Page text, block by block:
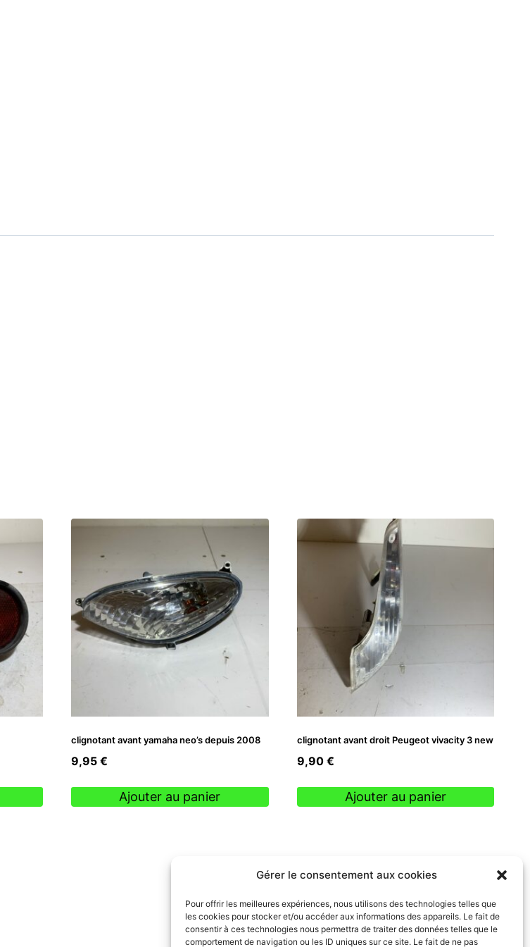
Gérer le consentement aux cookies
Pour offrir les meilleures expériences, nous utilisons des technologies telles que
les cookies pour stocker et/ou accéder aux informations des appareils. Le fait de
consentir à ces technologies nous permettra de traiter des données telles que le
comportement de navigation ou les ID uniques sur ce site. Le fait de ne pas
clignotant avant yamaha neo’s depuis 2008
9,95 €
Ajouter au panier
clignotant avant droit Peugeot vivacity 3 new
9,90 €
Ajouter au panier